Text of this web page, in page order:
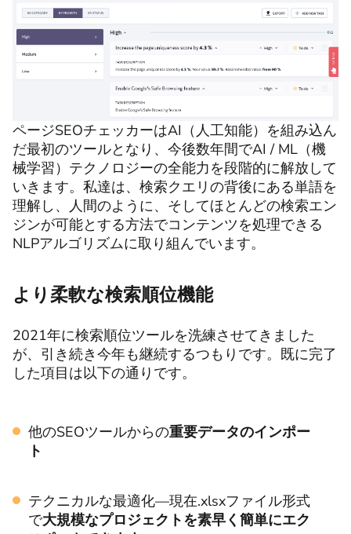
ページSEOチェッカーはAI（人工知能）を組み込ん
だ最初のツールとなり、今後数年間でAI / ML（機
械学習）テクノロジーの全能力を段階的に解放して
いきます。私達は、検索クエリの背後にある単語を
理解し、人間のように、そしてほとんどの検索エン
ジンが可能とする方法でコンテンツを処理できる
NLPアルゴリズムに取り組んでいます。
より柔軟な検索順位機能
2021年に検索順位ツールを洗練させてきました
が、引き続き今年も継続するつもりです。既に完了
した項目は以下の通りです。
他のSEOツールからの重要データのインポー
ト
テクニカルな最適化—現在.xlsxファイル形式
で大規模なプロジェクトを素早く簡単にエク